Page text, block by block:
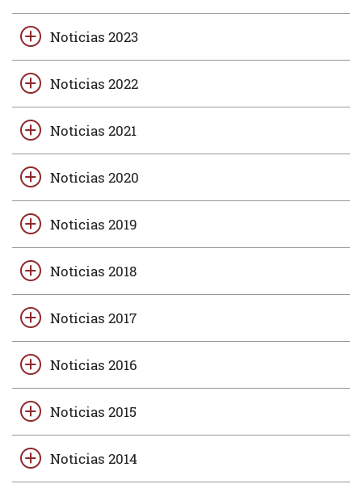
Noticias 2023
Noticias 2022
Noticias 2021
Noticias 2020
Noticias 2019
Noticias 2018
Noticias 2017
Noticias 2016
Noticias 2015
Noticias 2014